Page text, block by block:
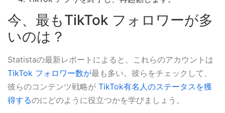
今、最もTikTok フォロワーが多
いのは？
Statistaの最新レポートによると、これらのアカウントは
TikTok フォロワー数が最も多い。彼らをチェックして、
彼らのコンテンツ戦略が TikTok有名人のステータスを獲
得するのにどのように役立つかを学びましょう。